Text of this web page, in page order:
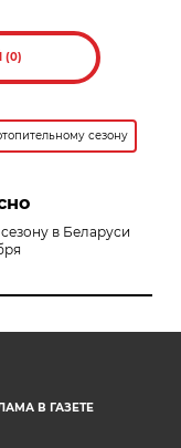
(0)
сезону
в Беларуси
В ГАЗЕТЕ